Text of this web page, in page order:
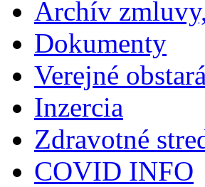
Archív
Dokumenty
Verejné
Inzercia
Zdravotné
COVID INFO